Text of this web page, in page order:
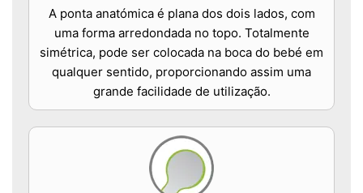
A ponta anatómica é plana dos dois lados, com
uma forma arredondada no topo. Totalmente
simétrica, pode ser colocada na boca do bebé em
qualquer sentido, proporcionando assim uma
grande facilidade de utilização.